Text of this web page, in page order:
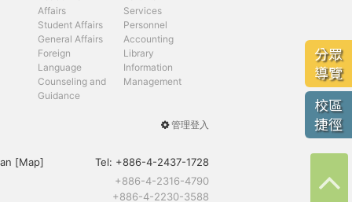
分眾
導覽
校區
捷徑
Affairs
Student Affairs
General Affairs
Foreign
Language
Counseling and
Guidance
Services
Personnel
Accounting
Library
Information
Management
User
menu
管理登入
[Map] Tel: +886-4-2437-1728
+886-4-2316-4790
+886-4-2230-3588